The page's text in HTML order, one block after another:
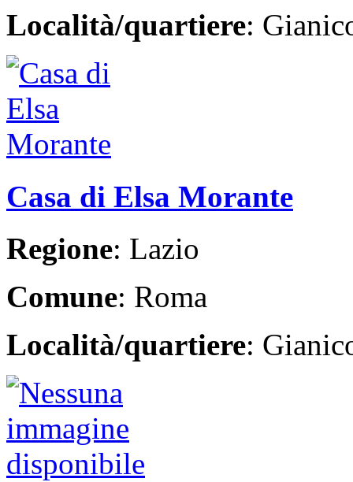
Località/quartiere:
Casa di Elsa Morante
Regione: Lazio
Comune: Roma
Località/quartiere: